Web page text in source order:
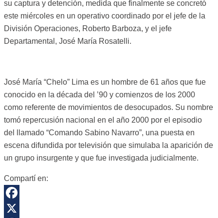
su captura y detención, medida que finalmente se concretó
este miércoles en un operativo coordinado por el jefe de la
División Operaciones, Roberto Barboza, y el jefe
Departamental, José María Rosatelli.
José María “Chelo” Lima es un hombre de 61 años que fue
conocido en la década del ’90 y comienzos de los 2000
como referente de movimientos de desocupados. Su nombre
tomó repercusión nacional en el año 2000 por el episodio
del llamado “Comando Sabino Navarro”, una puesta en
escena difundida por televisión que simulaba la aparición de
un grupo insurgente y que fue investigada judicialmente.
Compartí en:
Facebook